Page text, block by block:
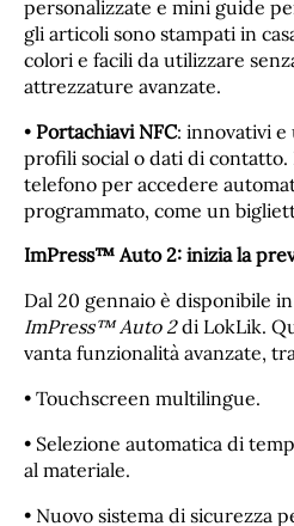
personalizzate e mini guide
gli articoli sono stampati in
colori e facili da utilizzare
attrezzature avanzate.
• Portachiavi NFC: innovativi
profili social o dati di contatto.
telefono per accedere
programmato, come un
ImPress™ Auto 2: inizia la
Dal 20 gennaio è disponibile
ImPress™ Auto 2di LokLik.
vanta funzionalità avanzate,
• Touchscreen multilingue.
• Selezione automatica di
al materiale.
• Nuovo sistema di sicurezza